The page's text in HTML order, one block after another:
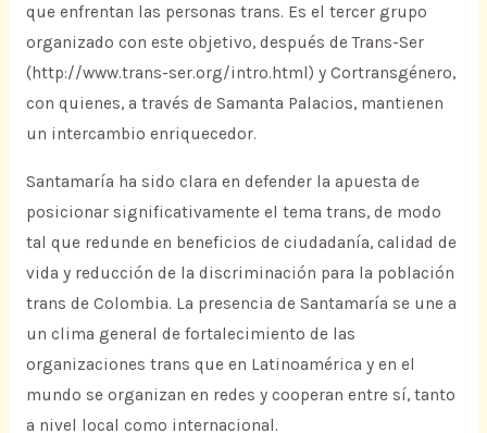
que enfrentan las personas trans. Es el tercer grupo
organizado con este objetivo, después de Trans-Ser
(http://www.trans-ser.org/intro.html) y Cortransgénero,
con quienes, a través de Samanta Palacios, mantienen
un intercambio enriquecedor.
Santamaría ha sido clara en defender la apuesta de
posicionar significativamente el tema trans, de modo
tal que redunde en beneficios de ciudadanía, calidad de
vida y reducción de la discriminación para la población
trans de Colombia. La presencia de Santamaría se une a
un clima general de fortalecimiento de las
organizaciones trans que en Latinoamérica y en el
mundo se organizan en redes y cooperan entre sí, tanto
a nivel local como internacional.